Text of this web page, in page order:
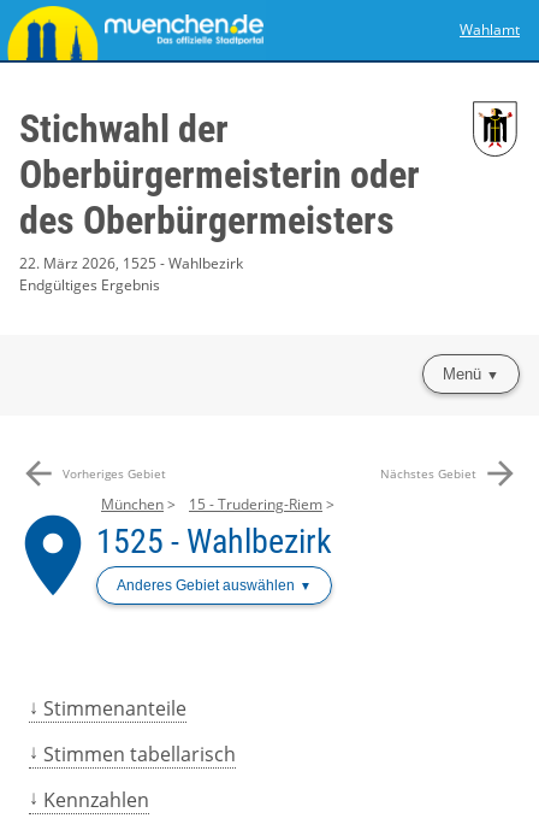
Wahlamt
Stichwahl der
Oberbürgermeisterin oder
des Oberbürgermeisters
22. März 2026, 1525 - Wahlbezirk
Endgültiges Ergebnis
Menü
arrow_back Vorheriges Gebiet Nächstes Gebiet arrow_forward
place
München 15 - Trudering-Riem
1525 - Wahlbezirk
Anderes Gebiet auswählen
Stimmenanteile
Stimmen tabellarisch
Kennzahlen